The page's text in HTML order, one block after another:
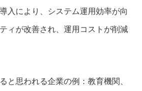
入により、システム運用効率が向
ィが改善され、運用コストが削減
と思われる企業の例：教育機関、